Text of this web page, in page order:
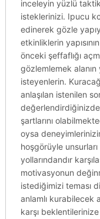
inceleyin yüzlü
isteklerinizi. Ipucu
edinerek gözle
etkinliklerin
önceki şeffaflığı
gözlemlemek
isteyenlerin.
anlaşılan istenilen
değerlendirdiğinizde
şartlarını
oysa
hoşgörüyle
yollarındandır
motivasyonun
istediğimizi teması
anlamlı kurabilecek
karşı beklentilerinize